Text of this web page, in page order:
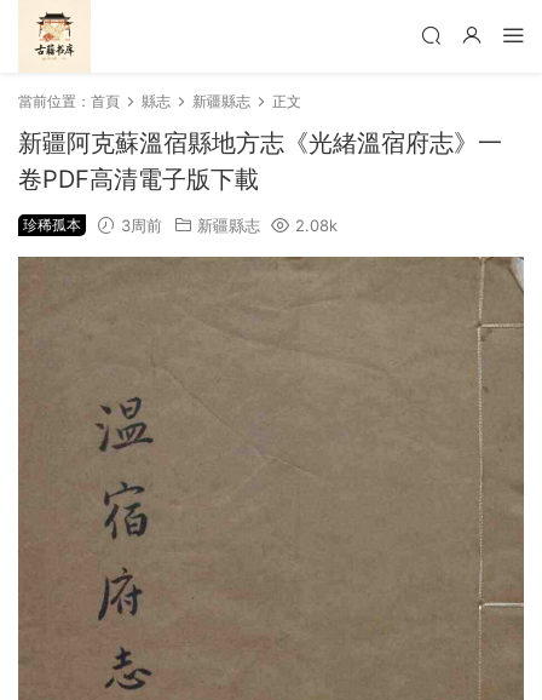
當前位置： 首頁 縣志 新疆縣志 正文
新疆阿克蘇溫宿縣地方志《光緒溫宿府志》一
卷PDF高清電子版下載
珍稀孤本 3周前 新疆縣志 2.08k